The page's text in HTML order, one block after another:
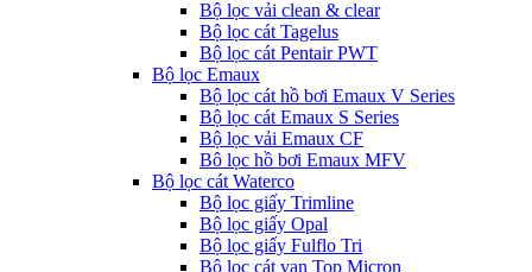
Bộ lọc vải clean & clear
Bộ lọc cát Tagelus
Bộ lọc cát Pentair PWT
Bộ lọc Emaux
Bộ lọc cát hồ bơi Emaux V Series
Bộ lọc cát Emaux S Series
Bộ lọc vải Emaux CF
Bô lọc hồ bơi Emaux MFV
Bộ lọc cát Waterco
Bộ lọc giấy Trimline
Bộ lọc giấy Opal
Bộ lọc giấy Fulflo Tri
Bộ lọc cát van Top Micron